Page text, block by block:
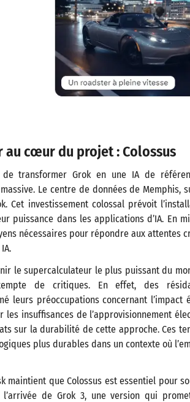
au cœur du projet : Colossus
transformer Grok en une IA de
Le centre de données de Memphis,
Cet investissement colossal prévoit
puissance dans les applications d’IA. En
nécessaires pour répondre aux attentes
le supercalculateur le plus puissant du
de critiques. En effet, des
leurs préoccupations concernant l’impact
insuffisances de l’approvisionnement
sur la durabilité de cette approche. Ces
plus durables dans un contexte où
maintient que Colossus est essentiel pour
de Grok 3, une version qui